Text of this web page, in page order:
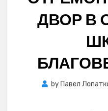
ДВОР В
by Павел